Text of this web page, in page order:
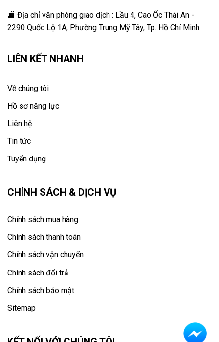
🏬 Địa chỉ văn phòng giao dịch : Lầu 4, Cao Ốc Thái An -
2290 Quốc Lộ 1A, Phường Trung Mỹ Tây, Tp. Hồ Chí Minh
LIÊN KẾT NHANH
Về chúng tôi
Hồ sơ năng lực
Liên hệ
Tin tức
Tuyển dụng
CHÍNH SÁCH & DỊCH VỤ
Chính sách mua hàng
Chính sách thanh toán
Chính sách vận chuyển
Chính sách đổi trả
Chính sách bảo mật
Sitemap